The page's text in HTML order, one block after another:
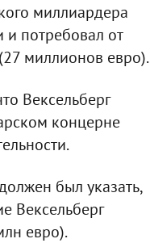
миллиардера
и потребовал от
миллионов евро).
Вексельберг
концерне
был указать,
Вексельберг
евро).